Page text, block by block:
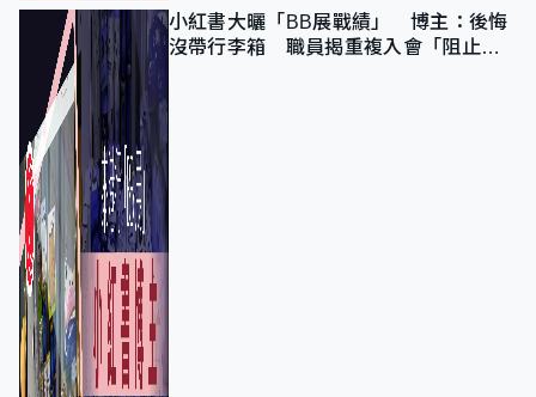
小紅書大曬「BB展戰績」 博主：後悔
沒帶行李箱 職員揭重複入會「阻止唔